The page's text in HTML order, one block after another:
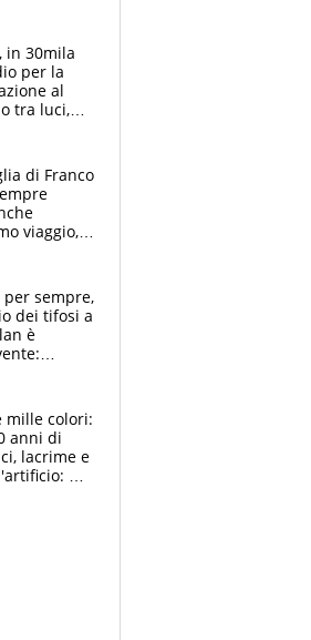
in 30mila
per la
al
tra luci,
di Franco
viaggio,
dei tifosi
per sempre,
dei tifosi a
è
mille colori:
anni di
lacrime e
De